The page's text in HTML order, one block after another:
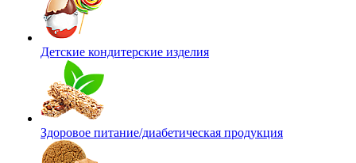
Детские кондитерские изделия
Здоровое питание/диабетическая продукция